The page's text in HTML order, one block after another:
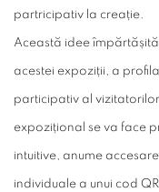
partricipativ la creație.
Această idee
acestei expoziții, a
participativ al
expozițional se va face
intuitive, anume
individuale a unui cod